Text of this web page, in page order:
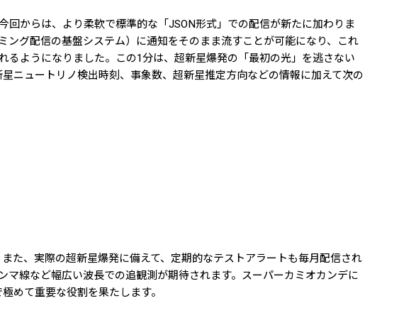
からは、より柔軟で標準的な「JSON形式」での配信が新たに加わりま
グ配信の基盤システム）に通知をそのまま流すことが可能になり、これ
ようになりました。この1分は、超新星爆発の「最初の光」を逃さない
ニュートリノ検出時刻、事象数、超新星推定方向などの情報に加えて次の
た、実際の超新星爆発に備えて、定期的なテストアラートも毎月配信され
線など幅広い波長での追観測が期待されます。スーパーカミオカンデに
めて重要な役割を果たします。